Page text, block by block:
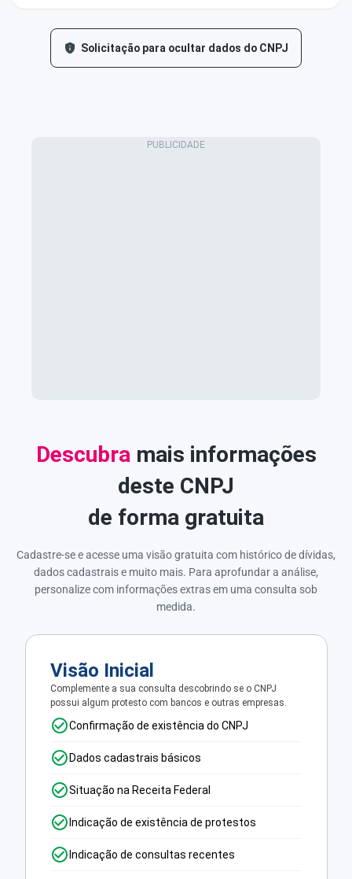
Solicitação para ocultar dados do CNPJ
Descubra mais informações
deste CNPJ
de forma gratuita
Cadastre-se e acesse uma visão gratuita com histórico de dívidas,
dados cadastrais e muito mais. Para aprofundar a análise,
personalize com informações extras em uma consulta sob
medida.
Visão Inicial
Complemente a sua consulta descobrindo se o CNPJ
possui algum protesto com bancos e outras empresas.
Confirmação de existência do CNPJ
Dados cadastrais básicos
Situação na Receita Federal
Indicação de existência de protestos
Indicação de consultas recentes